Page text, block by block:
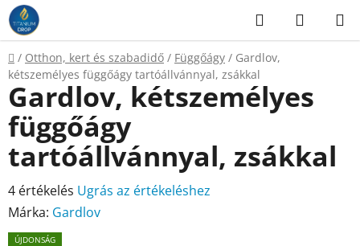
Ugrás
fő
tartalomhoz
KeresésKOSÁR
Kezdőlap
/ Otthon, kert és szabadidő / Függőágy / Gardlov,
kétszemélyes függőágy tartóállvánnyal, zsákkal
Gardlov, kétszemélyes
függőágy
tartóállvánnyal, zsákkal
A
termék
átlagos
4 értékelés Ugrás az értékeléshez
Márka: Gardlov
ÚJDONSÁG